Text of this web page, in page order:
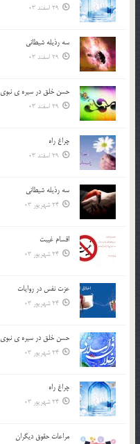
29 اسفند 03
سه رذیله شیطانی
29 اسفند 03
حسن خلق در سيره ي نبوي
29 اسفند 03
چراغ راه
29 اسفند 03
سه رذیله شیطانی
24 شهریور 03
اقسام غيبت
24 شهریور 03
عزت نفس در روايات
24 شهریور 03
حسن خلق در سيره ي نبوي
24 شهریور 03
چراغ راه
24 شهریور 03
مراعات حقوق ديگران